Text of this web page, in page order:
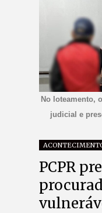
No loteamento,
judicial e
PCPR